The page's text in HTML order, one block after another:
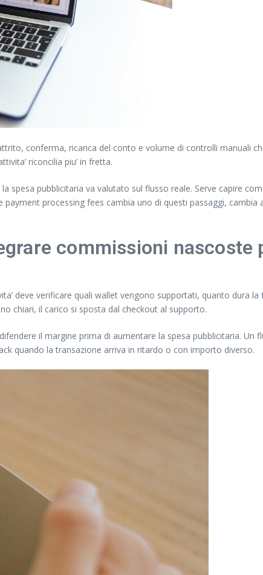
conferma, ricarica del conto e volume di controlli manuali
riconcilia piu’ in fretta.
pubblicitaria va valutato sul flusso reale. Serve capire
processing fees cambia uno di questi passaggi, cambia
commissioni nascoste
deve verificare quali wallet vengono supportati, quanto dura
chiari, il carico si sposta dal checkout al supporto.
il margine prima di aumentare la spesa pubblicitaria. Un
quando la transazione arriva in ritardo o con importo diverso.